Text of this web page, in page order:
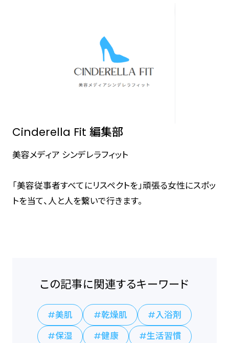
Cinderella Fit 編集部
美容メディア シンデレラフィット
「美容従事者すべてにリスペクトを」頑張る女性にスポッ
トを当て、人と人を繋いで行きます。
この記事に関連するキーワード
美肌 乾燥肌
入浴剤
保湿
健康
生活習慣